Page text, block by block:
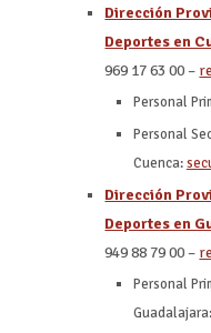
Dirección
Deportes en
969 17 63 00 –
Personal
Personal
Cuenca:
Dirección
Deportes en
949 88 79 00 –
Personal
Guadalajara: